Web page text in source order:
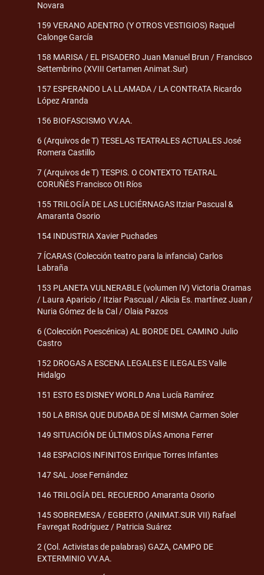
Novara
159 VERANO ADENTRO (Y OTROS VESTIGIOS) Raquel
Calonge García
158 MARISA / EL PISADERO Juan Manuel Brun / Francisco
Settembrino (XVIII Certamen Animat.Sur)
157 ESPERANDO LA LLAMADA / LA CONTRATA Ricardo
López Aranda
156 BIOFASCISMO VV.AA.
6 (Arquivos de T) TESELAS TEATRALES ACTUALES José
Romera Castillo
7 (Arquivos de T) TESPIS. O CONTEXTO TEATRAL
CORUÑÉS Francisco Oti Ríos
155 TRILOGÍA DE LAS LUCIÉRNAGAS Itziar Pascual &
Amaranta Osorio
154 INDUSTRIA Xavier Puchades
7 ÍCARAS (Colección teatro para la infancia) Carlos
Labraña
153 PLANETA VULNERABLE (volumen IV) Victoria Oramas
/ Laura Aparicio / Itziar Pascual / Alicia Es. martínez Juan /
Nuria Gómez de la Cal / Olaia Pazos
6 (Colección Poescénica) AL BORDE DEL CAMINO Julio
Castro
152 DROGAS A ESCENA LEGALES E ILEGALES Valle
Hidalgo
151 ESTO ES DISNEY WORLD Ana Lucía Ramírez
150 LA BRISA QUE DUDABA DE SÍ MISMA Carmen Soler
149 SITUACIÓN DE ÚLTIMOS DÍAS Amona Ferrer
148 ESPACIOS INFINITOS Enrique Torres Infantes
147 SAL Jose Fernández
146 TRILOGÍA DEL RECUERDO Amaranta Osorio
145 SOBREMESA / EGBERTO (ANIMAT.SUR VII) Rafael
Favregat Rodríguez / Patricia Suárez
2 (Col. Activistas de palabras) GAZA, CAMPO DE
EXTERMINIO VV.AA.